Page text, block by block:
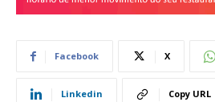
Facebook X
Linkedin Copy URL